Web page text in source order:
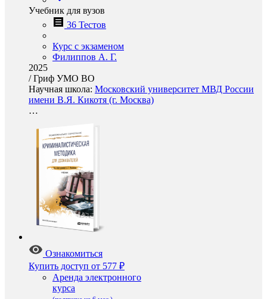
Учебник для вузов
36 Тестов
Курс с экзаменом
Филиппов А. Г.
2025
/Гриф УМО ВО
Научная школа: Московский университет МВД России
имени В.Я. Кикотя (г. Москва)
…
Ознакомиться
Купить доступ от 577 ₽
Аренда электронного
курса